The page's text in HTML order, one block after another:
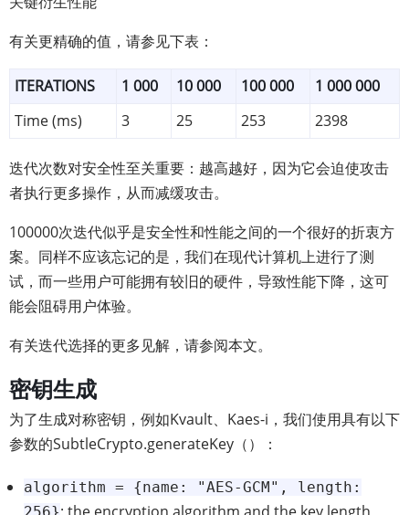
有关更精确的值，请参见下表：
ITERATIONS 1 000 10 000 100 000
1 000 000
Time (ms)
3 25 253 2398
迭代次数对安全性至关重要：越高越好，因为它会迫使攻击
者执行更多操作，从而减缓攻击。
100000次迭代似乎是安全性和性能之间的一个很好的折衷方
案。同样不应该忘记的是，我们在现代计算机上进行了测
试，而一些用户可能拥有较旧的硬件，导致性能下降，这可
能会阻碍用户体验。
有关迭代选择的更多见解，请参阅本文。
密钥生成
为了生成对称密钥，例如Kvault、Kaes-i，我们使用具有以下
参数的SubtleCrypto.generateKey（）：
algorithm = {name: "AES-GCM", length: